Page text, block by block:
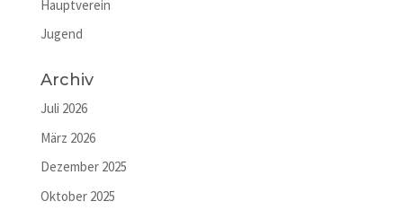
Hauptverein
Jugend
Archiv
Juli 2026
März 2026
Dezember 2025
Oktober 2025